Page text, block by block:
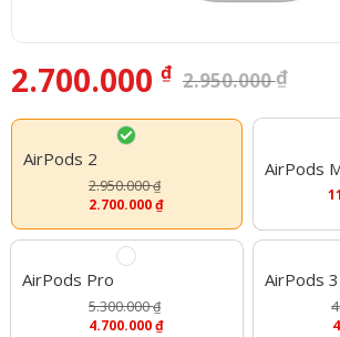
2.950.000₫
Giá
là:
2.700.000 ₫
Giá
tại
2.700.000 ₫.
AirPods 2
2.950.000₫
Giá
gốc
là:
2.950.000 ₫.
2.700.000₫
Giá
hiện
tại
là:
2.700.000 ₫.
AirPods
AirPods Pro
5.300.000₫
Giá
4.700.000₫
Giá
AirPods 3